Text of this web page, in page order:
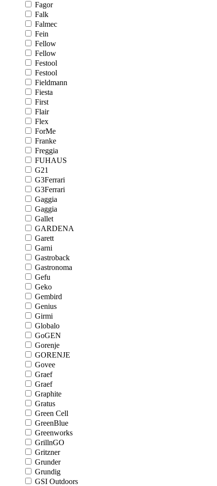
Fagor
Falk
Falmec
Fein
Fellow
Fellow
Festool
Festool
Fieldmann
Fiesta
First
Flair
Flex
ForMe
Franke
Freggia
FUHAUS
G21
G3Ferrari
G3Ferrari
Gaggia
Gaggia
Gallet
GARDENA
Garett
Garni
Gastroback
Gastronoma
Gefu
Geko
Gembird
Genius
Girmi
Globalo
GoGEN
Gorenje
GORENJE
Govee
Graef
Graef
Graphite
Gratus
Green Cell
GreenBlue
Greenworks
GrillnGO
Gritzner
Grunder
Grundig
GSI Outdoors